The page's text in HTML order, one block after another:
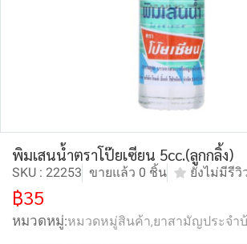
พิมเสนน้ำตราโป๊ยเซียน 5cc.(ลูกกลิ้ง)
SKU : 22253 ขายแล้ว 0 ชิ้น ยังไม่มีรีวิ
฿35
หมวดหมู่:หมวดหมู่สินค้า,ยาสามัญประจำ